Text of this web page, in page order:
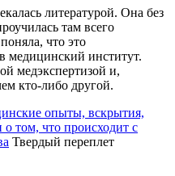
литературой. Она без
там всего
что это
медицинский институт.
медэкспертизой и,
кто-либо другой.
опыты, вскрытия,
о том, что происходит с
Твердый переплет